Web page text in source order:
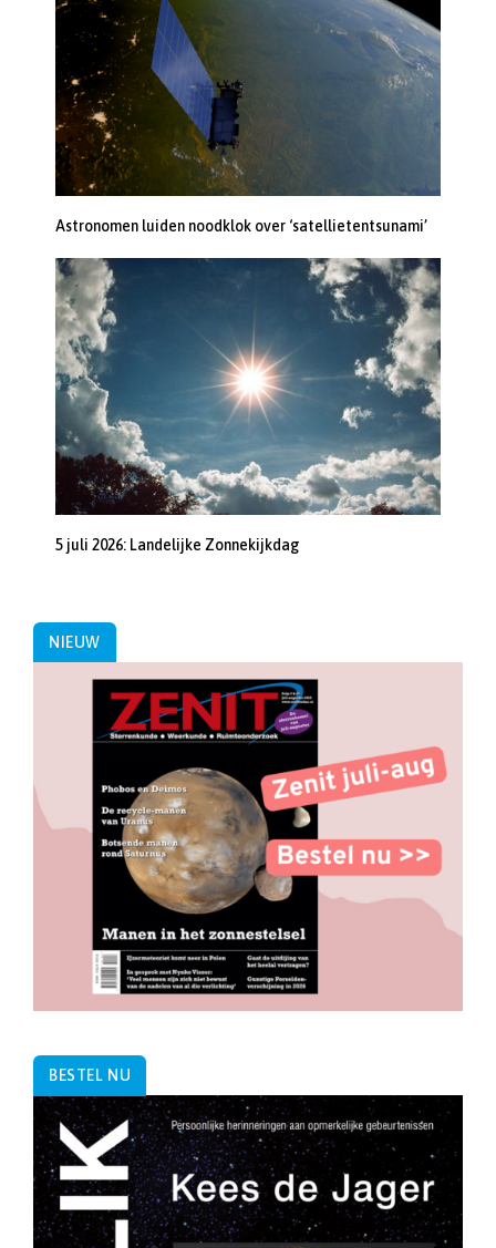
Astronomen luiden noodklok over ‘satellietentsunami’
5 juli 2026: Landelijke Zonnekijkdag
NIEUW
BESTEL NU